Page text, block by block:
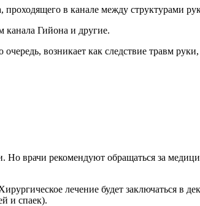
проходящего в канале между структурами
канала Гийона и другие.
возникает как следствие травм
врачи рекомендуют обращаться за
лечение будет заключаться в
и спаек).